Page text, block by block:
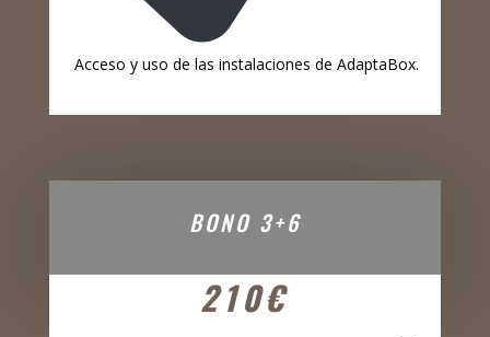
Acceso y uso de las instalaciones de AdaptaBox.
BONO 3+6
210€